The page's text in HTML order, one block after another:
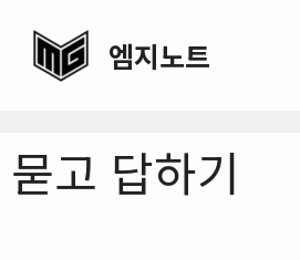
content
엠지노트
묻고 답하기